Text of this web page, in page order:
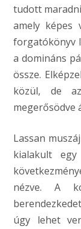
tudott
amely képes
forgatókönyv
a domináns
össze.
közül, de
megerősödve
Lassan
kialakult
nézve. A
úgy lehet